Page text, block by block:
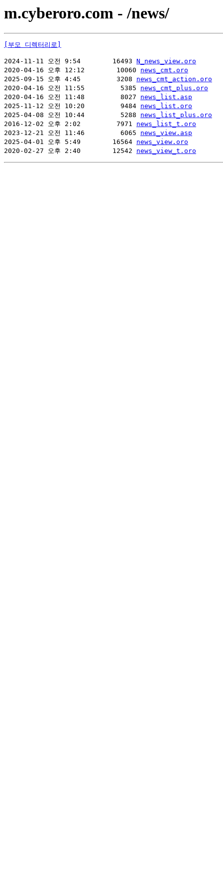
m.cyberoro.com - /news/
[부모 디렉터리로]
2024-11-11 오전 9:54        16493 N_news_view.oro
2020-04-16 오후 12:12        10060 news_cmt.oro
2025-09-15 오후 4:45         3208 news_cmt_action.oro
2020-04-16 오전 11:55         5385 news_cmt_plus.oro
2020-04-16 오전 11:48         8027 news_list.asp
2025-11-12 오전 10:20         9484 news_list.oro
2025-04-08 오전 10:44         5288 news_list_plus.oro
2016-12-02 오후 2:02         7971 news_list_t.oro
2023-12-21 오전 11:46         6065 news_view.asp
2025-04-01 오후 5:49        16564 news_view.oro
2020-02-27 오후 2:40        12542 news_view_t.oro